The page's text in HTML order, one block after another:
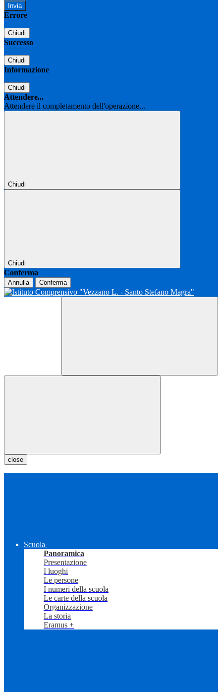
Errore
Chiudi
Successo
Chiudi
Informazione
Chiudi
Attendere...
Attendere il completamento dell'operazione...
Chiudi
Chiudi
Conferma
Annulla Conferma
close
Scuola
Panoramica
Presentazione
I luoghi
Le persone
I numeri della scuola
Le carte della scuola
Organizzazione
La storia
Eramus +